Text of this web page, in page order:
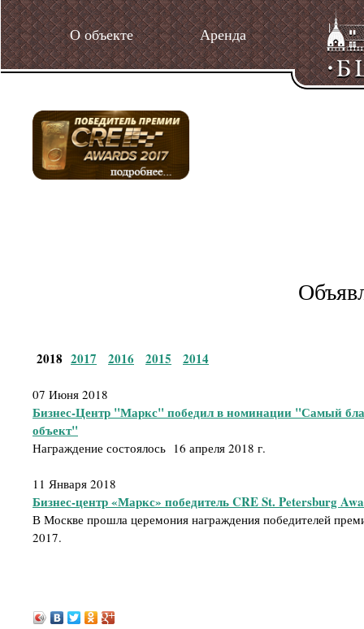
О объекте Аренда
2018 2017 2016 2015 2014
07 Июня 2018
Бизнес-Центр "Маркс" победил в номинации "Самый
объект"
Награждение состоялось 16 апреля 2018 г.
11 Января 2018
Бизнес-центр «Маркс» победитель CRE St. Petersburg
В Москве прошла церемония награждения победителей
2017.